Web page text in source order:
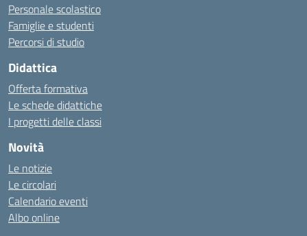
Personale scolastico
Famiglie e studenti
Percorsi di studio
Didattica
Offerta formativa
Le schede didattiche
I progetti delle classi
Novità
Le notizie
Le circolari
Calendario eventi
Albo online